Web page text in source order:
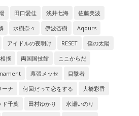
田口愛佳 浅井七海
佐藤美波
水樹奈々 伊波杏樹
Aqours
アイドルの夜明け RESET
僕の太陽
撲 両国国技館
ここからだ
幕張メッセ
目撃者
ーナ
何回だって恋をする
大橋彩香
ド千葉
田村ゆかり
水瀬いのり